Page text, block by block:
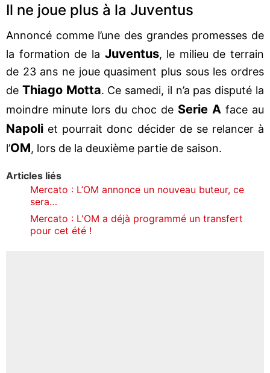
Il ne joue plus à la Juventus
Annoncé comme l’une des grandes promesses de
la formation de la Juventus, le milieu de terrain
de 23 ans ne joue quasiment plus sous les ordres
de Thiago Motta. Ce samedi, il n’a pas disputé la
moindre minute lors du choc de Serie A face au
Napoli et pourrait donc décider de se relancer à
l’OM, lors de la deuxième partie de saison.
Articles liés
Mercato : L’OM annonce un nouveau buteur, ce
sera…
Mercato : L'OM a déjà programmé un transfert
pour cet été !